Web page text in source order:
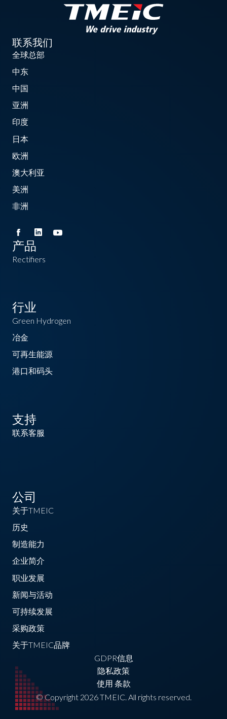
联系我们
全球总部
中东
中国
亚洲
印度
日本
欧洲
澳大利亚
美洲
非洲
产品
Rectifiers
行业
Green Hydrogen
冶金
可再生能源
港口和码头
支持
联系客服
公司
关于TMEIC
历史
制造能力
企业简介
职业发展
新闻与活动
可持续发展
采购政策
关于TMEIC品牌
GDPR信息
隐私政策
使用 条款
© Copyright 2026 TMEIC. All rights reserved.